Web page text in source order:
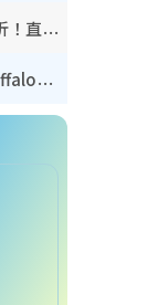
開倉優惠｜馬拉松開倉低至3折！直擊$99起買adidas／New Balance／Puma鞋款 STANLEY保溫杯劈價至$119起
廚具優惠｜普樂氏/意美廚/Buffalo廚具低至3折！$89起買煎鍋／炒鑊／個人鍋 同場小家電激減至$99起